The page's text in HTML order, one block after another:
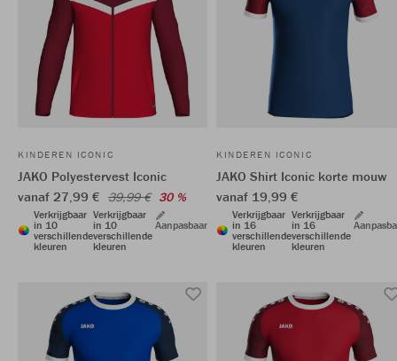
KINDEREN ICONIC
JAKO Polyestervest Iconic
vanaf 27,99 € 39,99 € 30 %
Verkrijgbaar
in 10
verschillende
kleuren
Verkrijgbaar
in 10
verschillende
kleuren
Aanpasbaar
KINDEREN ICONIC
JAKO Shirt Iconic korte mouw
vanaf 19,99 €
Verkrijgbaar
in 16
verschillende
kleuren
Verkrijgbaar
in 16
verschillende
kleuren